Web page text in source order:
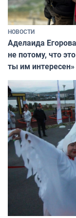
НОВОСТИ
Аделаида
не потому, что
ты им интересен»